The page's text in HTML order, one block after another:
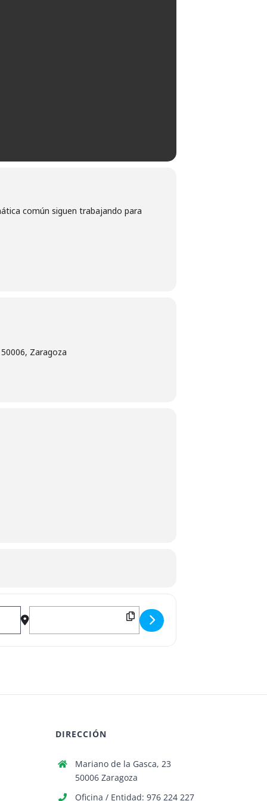
común siguen trabajando para
Zaragoza
Destination Address - Exposición XXVII Ruta del Arte []
DIRECCIÓN
Mariano de la Gasca, 23
50006 Zaragoza
Oficina / Entidad: 976 224 227